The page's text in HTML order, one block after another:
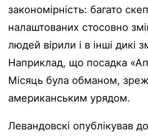
закономірність: багато
налаштованих стосовно
людей вірили і в інші дикі
Наприклад, що посадка
Місяць була обманом,
американським урядом.
Левандовскі опублікував